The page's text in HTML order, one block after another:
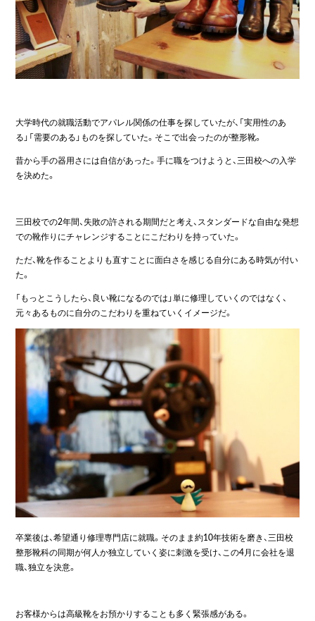
大学時代の就職活動でアパレル関係の仕事を探していたが、「実用性のあ
る」「需要のある」ものを探していた。そこで出会ったのが整形靴。
昔から手の器用さには自信があった。手に職をつけようと、三田校への入学
を決めた。
三田校での2年間、失敗の許される期間だと考え、スタンダードな自由な発想
での靴作りにチャレンジすることにこだわりを持っていた。
ただ、靴を作ることよりも直すことに面白さを感じる自分にある時気が付い
た。
「もっとこうしたら、良い靴になるのでは」単に修理していくのではなく、
元々あるものに自分のこだわりを重ねていくイメージだ。
卒業後は、希望通り修理専門店に就職。そのまま約10年技術を磨き、三田校
整形靴科の同期が何人か独立していく姿に刺激を受け、この4月に会社を退
職、独立を決意。
お客様からは高級靴をお預かりすることも多く緊張感がある。